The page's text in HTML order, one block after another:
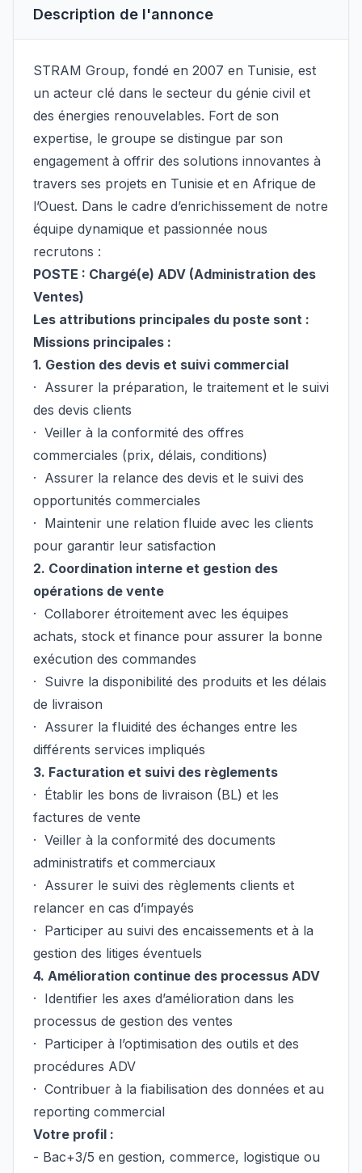
Description de l'annonce
STRAM Group, fondé en 2007 en Tunisie, est
un acteur clé dans le secteur du génie civil et
des énergies renouvelables. Fort de son
expertise, le groupe se distingue par son
engagement à offrir des solutions innovantes à
travers ses projets en Tunisie et en Afrique de
l’Ouest. Dans le cadre d’enrichissement de notre
équipe dynamique et passionnée nous
recrutons :
POSTE : Chargé(e) ADV (Administration des
Ventes)
Les attributions principales du poste sont :
Missions principales :
1. Gestion des devis et suivi commercial
· Assurer la préparation, le traitement et le suivi
des devis clients
· Veiller à la conformité des offres
commerciales (prix, délais, conditions)
· Assurer la relance des devis et le suivi des
opportunités commerciales
· Maintenir une relation fluide avec les clients
pour garantir leur satisfaction
2. Coordination interne et gestion des
opérations de vente
· Collaborer étroitement avec les équipes
achats, stock et finance pour assurer la bonne
exécution des commandes
· Suivre la disponibilité des produits et les délais
de livraison
· Assurer la fluidité des échanges entre les
différents services impliqués
3. Facturation et suivi des règlements
· Établir les bons de livraison (BL) et les
factures de vente
· Veiller à la conformité des documents
administratifs et commerciaux
· Assurer le suivi des règlements clients et
relancer en cas d’impayés
· Participer au suivi des encaissements et à la
gestion des litiges éventuels
4. Amélioration continue des processus ADV
· Identifier les axes d’amélioration dans les
processus de gestion des ventes
· Participer à l’optimisation des outils et des
procédures ADV
· Contribuer à la fiabilisation des données et au
reporting commercial
Votre profil :
- Bac+3/5 en gestion, commerce, logistique ou